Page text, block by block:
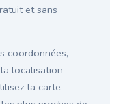
et sans
coordonnées,
la localisation
la carte